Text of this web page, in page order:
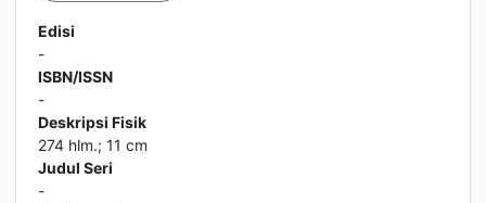
Edisi
-
ISBN/ISSN
-
Deskripsi Fisik
274 hlm.; 11 cm
Judul Seri
-